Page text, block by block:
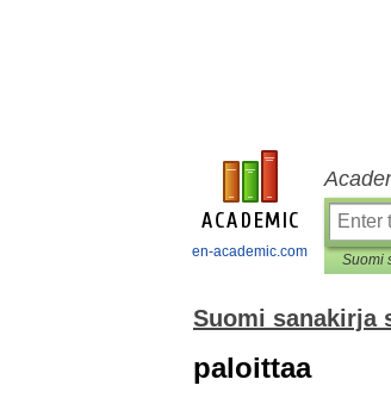
en-academic.com
Suomi sanakirja
paloittaa